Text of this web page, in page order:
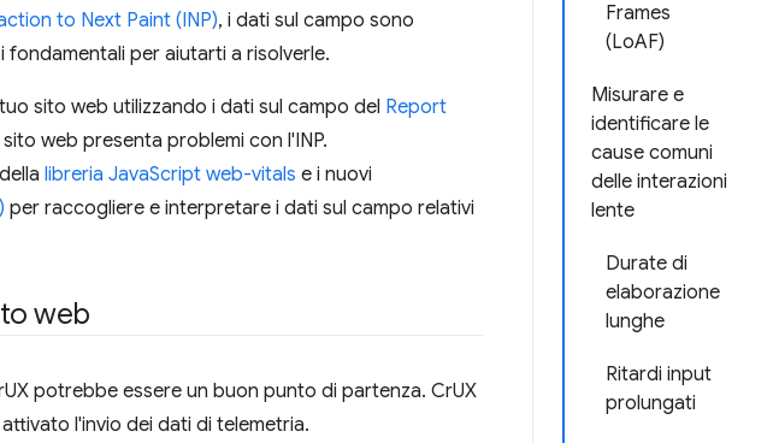
Frames
(LoAF)
Misurare e
identificare le
cause comuni
delle interazioni
lente
Durate di
elaborazione
lunghe
Ritardi input
prolungati
to Next Paint (INP), i dati sul campo sono
per aiutarti a risolverle.
sito web utilizzando i dati sul campo del Report
web presenta problemi con l'INP.
libreria JavaScript web-vitals e i nuovi
per raccogliere e interpretare i dati sul campo relativi
web
potrebbe essere un buon punto di partenza. CrUX
l'invio dei dati di telemetria.